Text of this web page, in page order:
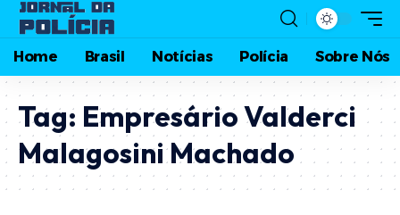
Home Brasil Notícias Polícia Sobre Nós
Tag: Empresário Valderci
Malagosini Machado